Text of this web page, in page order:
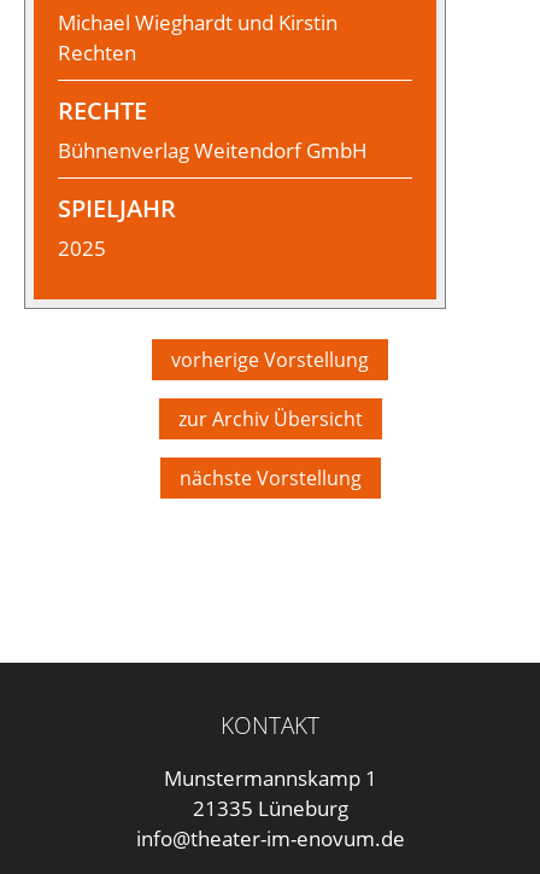
Michael Wieghardt und Kirstin
Rechten
RECHTE
Bühnenverlag Weitendorf GmbH
SPIELJAHR
2025
vorherige Vorstellung
zur Archiv Übersicht
nächste Vorstellung
KONTAKT
Munstermannskamp 1
21335 Lüneburg
info@theater-im-enovum.de